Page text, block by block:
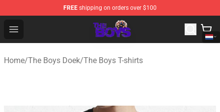
FREE shipping on orders over $100
Open menu
The Boys Store - Official The Boys Merchandise Shop
Home/The Boys Doek/The Boys T-shirts